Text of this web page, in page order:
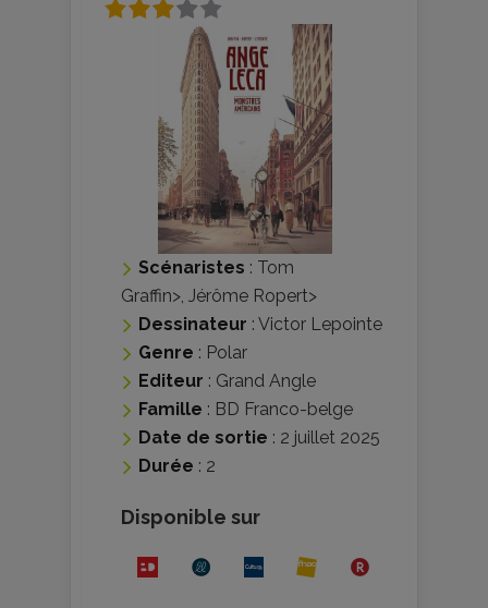
Scénaristes : Tom
Graffin>, Jérôme Ropert>
Dessinateur : Victor Lepointe
Genre : Polar
Editeur : Grand Angle
Famille : BD Franco-belge
Date de sortie : 2 juillet 2025
Durée : 2
Disponible sur